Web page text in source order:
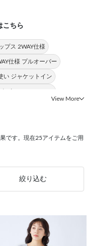
こちら
プス 2WAY仕様
仕様 プルオーバー
い ジャケットイン
イン SILVER LINE
様 SILVER LINE
様 #2WAY仕様 タックあり
View More
です。現在25アイテムをご用
絞り込む